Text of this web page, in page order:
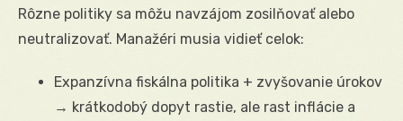
Rôzne politiky sa môžu navzájom zosilňovať alebo
neutralizovať. Manažéri musia vidieť celok:
Expanzívna fiskálna politika + zvyšovanie úrokov
→ krátkodobý dopyt rastie, ale rast inflácie a